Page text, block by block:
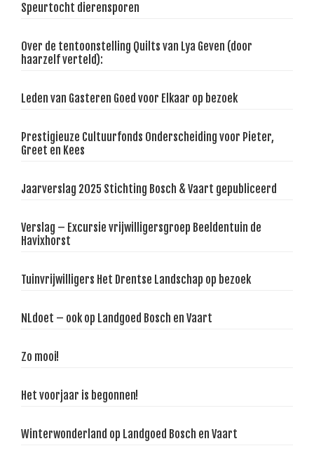
Speurtocht dierensporen
Over de tentoonstelling Quilts van Lya Geven (door
haarzelf verteld):
Leden van Gasteren Goed voor Elkaar op bezoek
Prestigieuze Cultuurfonds Onderscheiding voor Pieter,
Greet en Kees
Jaarverslag 2025 Stichting Bosch & Vaart gepubliceerd
Verslag – Excursie vrijwilligersgroep Beeldentuin de
Havixhorst
Tuinvrijwilligers Het Drentse Landschap op bezoek
NLdoet – ook op Landgoed Bosch en Vaart
Zo mooi!
Het voorjaar is begonnen!
Winterwonderland op Landgoed Bosch en Vaart